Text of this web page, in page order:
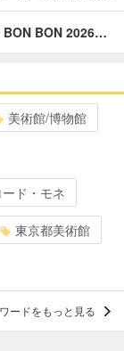
BON BON 2026…
美術館/博物館
ド・モネ
東京都美術館
ードをもっと見る